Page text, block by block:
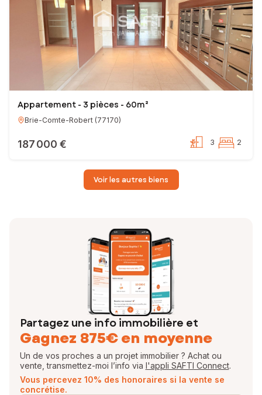
Appartement - 3 pièces - 60m²
Brie-Comte-Robert (77170)
187 000 € 3 2
Voir les autres biens
Partagez une info immobilière et
Gagnez 875€ en moyenne
Un de vos proches a un projet immobilier ? Achat ou
vente, transmettez-moi l’info via l'appli SAFTI Connect.
Vous percevez 10% des honoraires si la vente se
concrétise.